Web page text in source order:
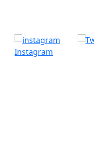
Instagram